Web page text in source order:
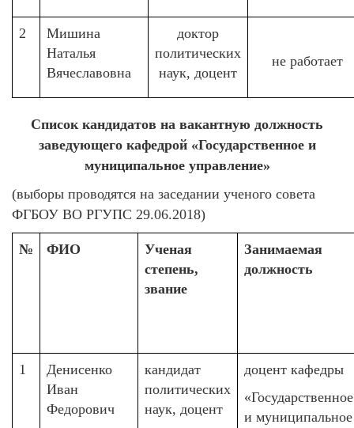
2
Мишина
Наталья
Вячеславовна
доктор
политических
наук, доцент
не работает
Список кандидатов на вакантную должность
заведующего кафедрой «Государственное и
муниципальное управление»
(выборы проводятся на заседании ученого совета
ФГБОУ ВО РГУПС 29.06.2018)
№ ФИО
Ученая
степень,
звание
Занимаемая
должность
1
Денисенко
Иван
Федорович
кандидат
политических
наук, доцент
доцент кафедры
«Государственное
и муниципальное